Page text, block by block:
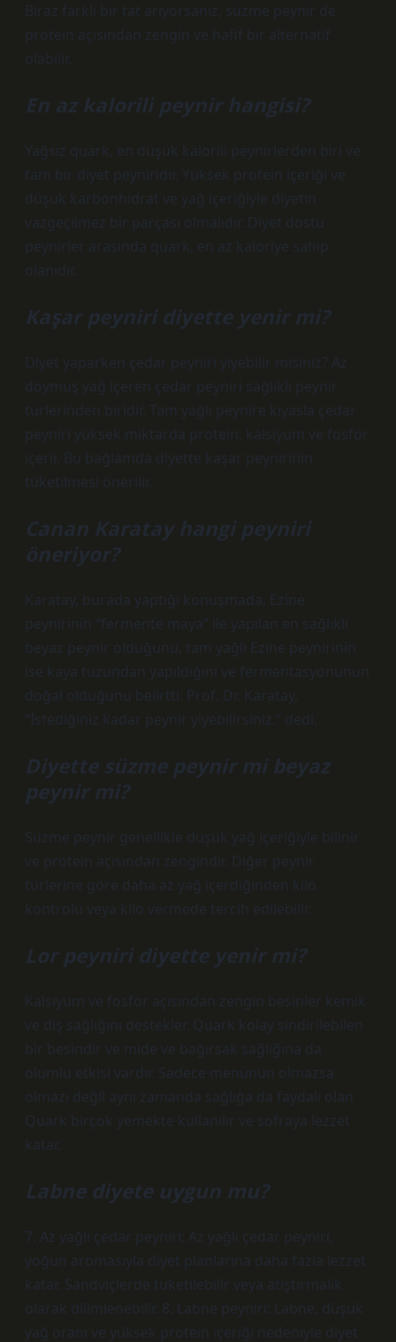
Biraz farklı bir tat arıyorsanız, süzme peynir de
protein açısından zengin ve hafif bir alternatif
olabilir.
En az kalorili peynir hangisi?
Yağsız quark, en düşük kalorili peynirlerden biri ve
tam bir diyet peyniridir. Yüksek protein içeriği ve
düşük karbonhidrat ve yağ içeriğiyle diyetin
vazgeçilmez bir parçası olmalıdır. Diyet dostu
peynirler arasında quark, en az kaloriye sahip
olanıdır.
Kaşar peyniri diyette yenir mi?
Diyet yaparken çedar peyniri yiyebilir misiniz? Az
doymuş yağ içeren çedar peyniri sağlıklı peynir
türlerinden biridir. Tam yağlı peynire kıyasla çedar
peyniri yüksek miktarda protein, kalsiyum ve fosfor
içerir. Bu bağlamda diyette kaşar peynirinin
tüketilmesi önerilir.
Canan Karatay hangi peyniri
öneriyor?
Karatay, burada yaptığı konuşmada, Ezine
peynirinin “fermente maya” ile yapılan en sağlıklı
beyaz peynir olduğunu, tam yağlı Ezine peynirinin
ise kaya tuzundan yapıldığını ve fermentasyonunun
doğal olduğunu belirtti. Prof. Dr. Karatay,
“İstediğiniz kadar peynir yiyebilirsiniz.” dedi.
Diyette süzme peynir mi beyaz
peynir mi?
Süzme peynir genellikle düşük yağ içeriğiyle bilinir
ve protein açısından zengindir. Diğer peynir
türlerine göre daha az yağ içerdiğinden kilo
kontrolü veya kilo vermede tercih edilebilir.
Lor peyniri diyette yenir mi?
Kalsiyum ve fosfor açısından zengin besinler kemik
ve diş sağlığını destekler. Quark kolay sindirilebilen
bir besindir ve mide ve bağırsak sağlığına da
olumlu etkisi vardır. Sadece menünün olmazsa
olmazı değil aynı zamanda sağlığa da faydalı olan
Quark birçok yemekte kullanılır ve sofraya lezzet
katar.
Labne diyete uygun mu?
7. Az yağlı çedar peyniri: Az yağlı çedar peyniri,
yoğun aromasıyla diyet planlarına daha fazla lezzet
katar. Sandviçlerde tüketilebilir veya atıştırmalık
olarak dilimlenebilir. 8. Labne peyniri: Labne, düşük
yağ oranı ve yüksek protein içeriği nedeniyle diyet